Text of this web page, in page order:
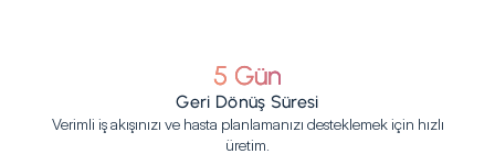
5 Gün
Geri Dönüş Süresi
Verimli iş akışınızı ve hasta planlamanızı desteklemek için hızlı
üretim.